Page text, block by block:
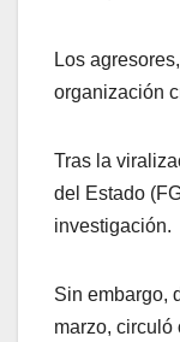
Los
organización
Tras la
del Estado
investigación.
Sin embargo,
marzo, circuló